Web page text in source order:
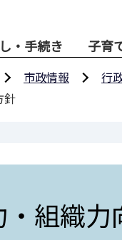
・手続き 子育
市政情報 行
針
組織力